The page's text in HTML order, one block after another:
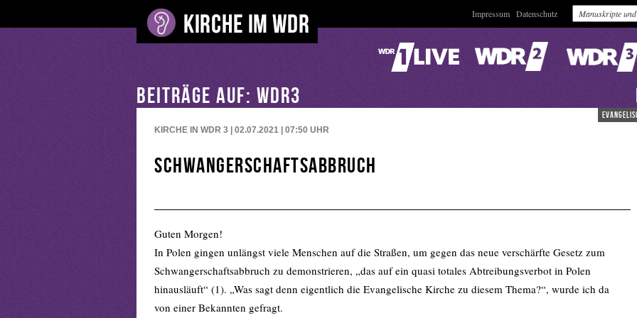
Impressum Datenschutz
BEITRÄGE AUF: WDR3
KIRCHE IN WDR 3 | 02.07.2021 | 07:50 UHR
Schwangerschaftsabbruch
Guten Morgen!
In Polen gingen unlängst viele Menschen auf die Straßen, um gegen das neue verschärfte Gesetz zum
Schwangerschaftsabbruch zu demonstrieren, „das auf ein quasi totales Abtreibungsverbot in Polen
hinausläuft“ (1). „Was sagt denn eigentlich die Evangelische Kirche zu diesem Thema?“, wurde ich da
von einer Bekannten gefragt.